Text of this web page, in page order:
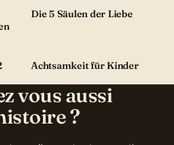
Die 5 Säulen der Liebe
Achtsamkeit für Kinder
vous aussi
?